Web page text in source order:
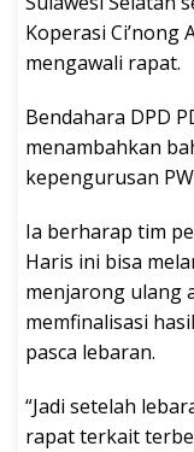
Koperasi Ci’nong
mengawali rapat.
Bendahara DPD
menambahkan
kepengurusan
Ia berharap tim
Haris ini bisa
menjarong ulang
memfinalisasi
pasca lebaran.
“Jadi setelah
rapat terkait